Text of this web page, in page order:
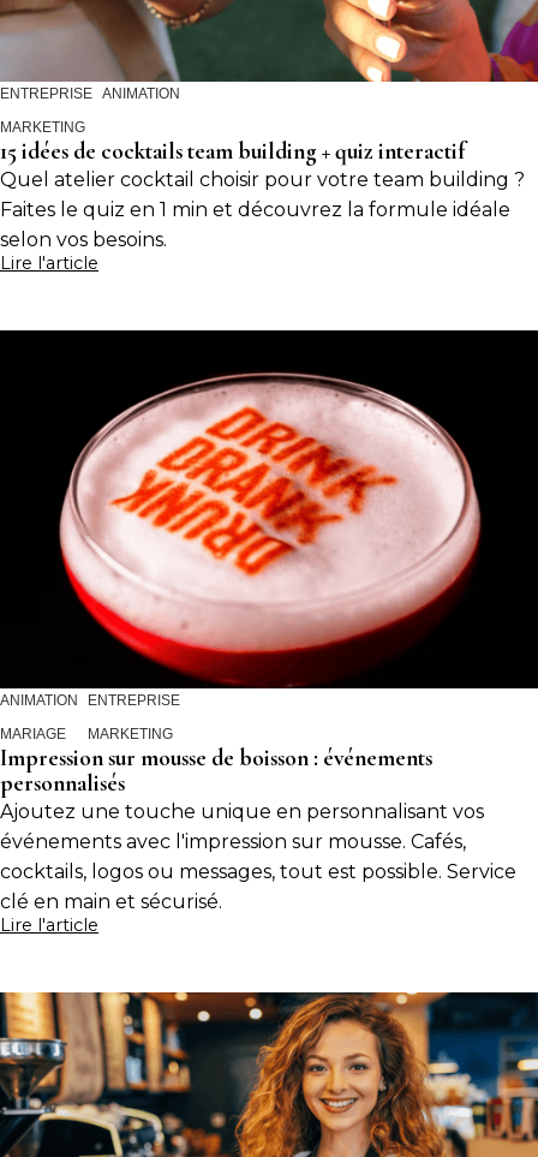
ENTREPRISE ANIMATION
MARKETING
15 idées de cocktails team building + quiz interactif
Quel atelier cocktail choisir pour votre team building ?
Faites le quiz en 1 min et découvrez la formule idéale
selon vos besoins.
Lire l'article
ANIMATION
ENTREPRISE
MARIAGE
MARKETING
Impression sur mousse de boisson : événements
personnalisés
Ajoutez une touche unique en personnalisant vos
événements avec l'impression sur mousse. Cafés,
cocktails, logos ou messages, tout est possible. Service
clé en main et sécurisé.
Lire l'article